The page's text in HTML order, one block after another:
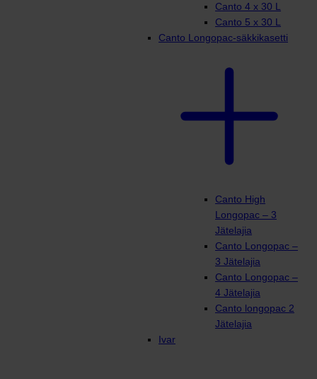
Canto 4 x 30 L
Canto 5 x 30 L
Canto Longopac-säkkikasetti
Canto High
Longopac – 3
Jätelajia
Canto Longopac –
3 Jätelajia
Canto Longopac –
4 Jätelajia
Canto longopac 2
Jätelajia
Ivar